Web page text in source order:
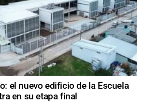
el nuevo edificio de la Escuela
en su etapa final